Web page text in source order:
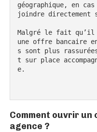
géographique, en
joindre directement
Malgré le fait qu’il
une offre bancaire
s sont plus
t sur place
e.
Comment ouvrir un
agence ?